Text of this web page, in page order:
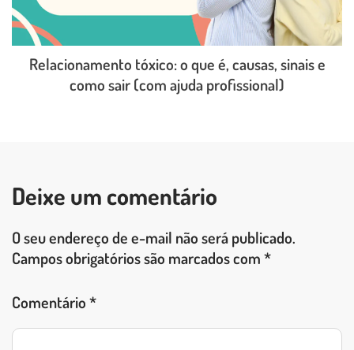
Relacionamento tóxico: o que é, causas, sinais e
como sair (com ajuda profissional)
Deixe um comentário
O seu endereço de e-mail não será publicado.
Campos obrigatórios são marcados com*
Comentário*